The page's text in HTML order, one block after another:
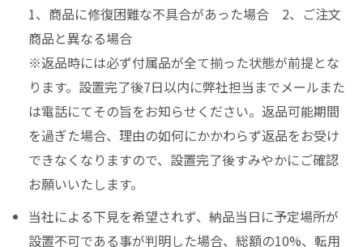
1、商品に修復困難な不具合があった場合 2、ご注文
商品と異なる場合
※返品時には必ず付属品が全て揃った状態が前提とな
ります。設置完了後7日以内に弊社担当までメールまた
は電話にてその旨をお知らせください。返品可能期間
を過ぎた場合、理由の如何にかかわらず返品をお受け
できなくなりますので、設置完了後すみやかにご確認
お願いいたします。
当社による下見を希望されず、納品当日に予定場所が
設置不可である事が判明した場合、総額の10%、転用